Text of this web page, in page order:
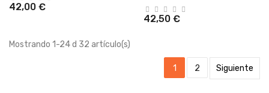
42,00 €
42,50 €
Mostrando 1-24 d 32 artículo(s)
1 2 Siguiente